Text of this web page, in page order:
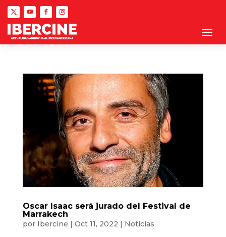
Oscar Isaac será jurado del Festival de
Marrakech
por Ibercine | Oct 11, 2022 | Noticias